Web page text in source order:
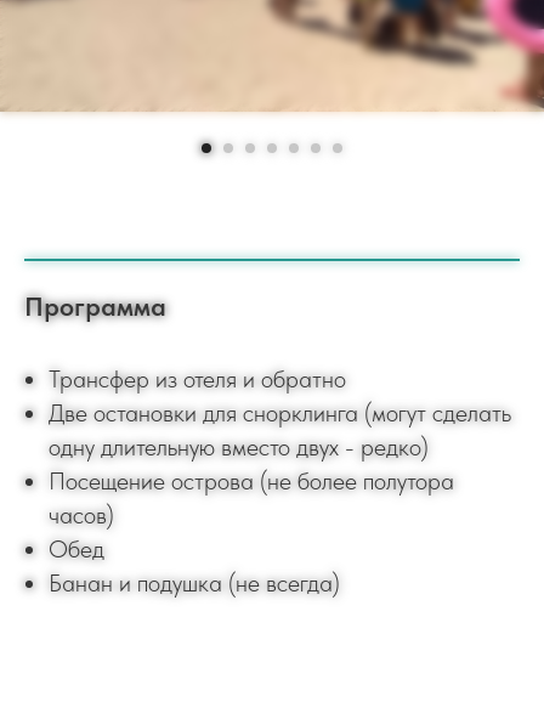
Программа
Трансфер из отеля и обратно
Две остановки для снорклинга (могут сделать
одну длительную вместо двух - редко)
Посещение острова (не более полутора
часов)
Обед
Банан и подушка (не всегда)